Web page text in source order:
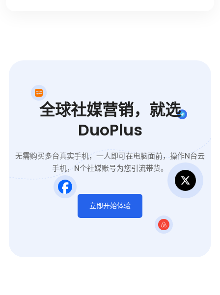
全球社媒营销，就选
DuoPlus
无需购买多台真实手机，一人即可在电脑面前，操作N台云
手机，N个社媒账号为您引流带货。
立即开始体验